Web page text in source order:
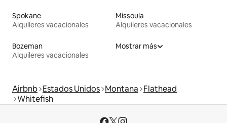
Spokane
Alquileres vacacionales
Missoula
Alquileres vacacionales
Bozeman
Alquileres vacacionales
Mostrar más
Airbnb Estados Unidos Montana Flathead
Whitefish